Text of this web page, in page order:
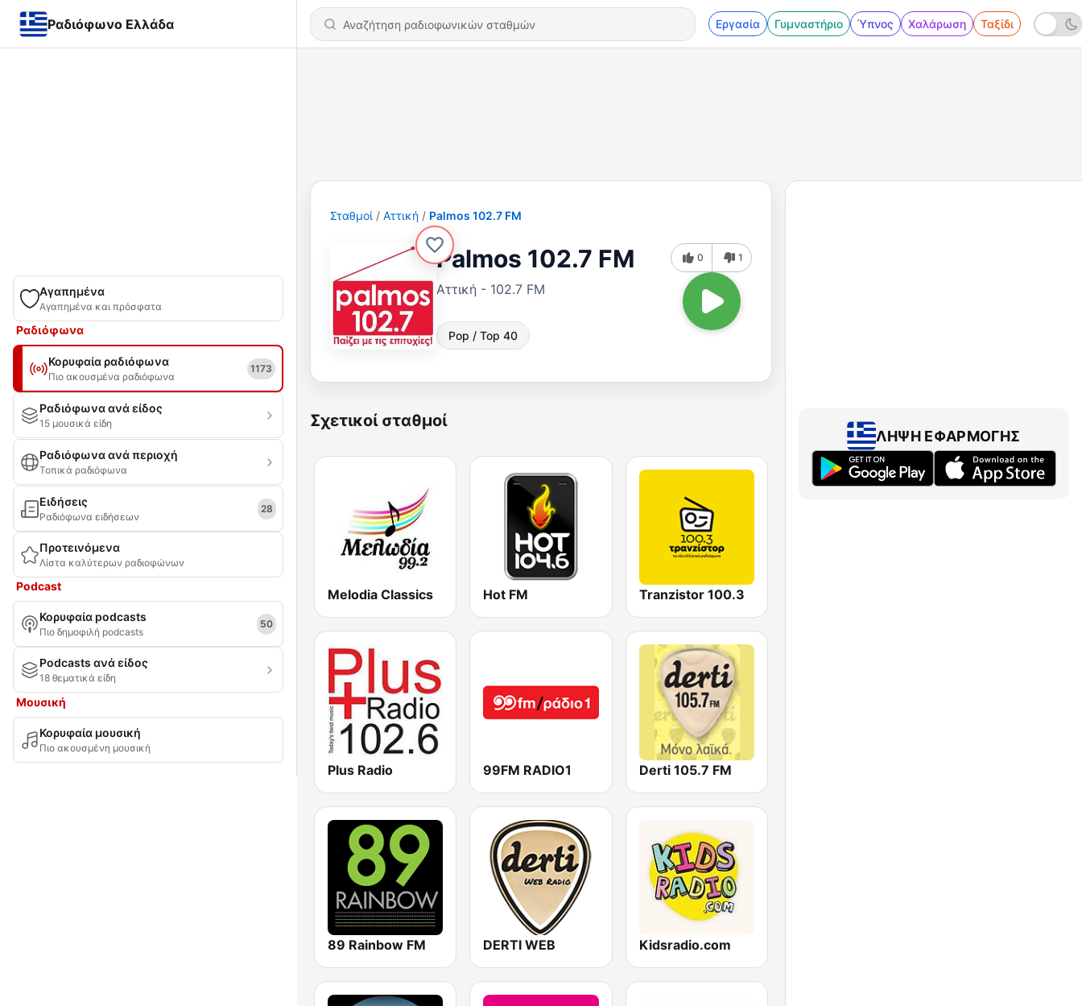
Ραδιόφωνο Ελλάδα Εργασία Γυμναστήριο Ύπνος Χαλάρωση Ταξίδι
Αγαπημένα
Αγαπημένα και πρόσφατα
Ραδιόφωνα
Κορυφαία ραδιόφωνα
Πιο ακουσμένα ραδιόφωνα
1173
Ραδιόφωνα ανά είδος
15 μουσικά είδη
Ραδιόφωνα ανά περιοχή
Τοπικά ραδιόφωνα
Ειδήσεις
Ραδιόφωνα ειδήσεων
28
Προτεινόμενα
Λίστα καλύτερων ραδιοφώνων
Podcast
Κορυφαία podcasts
Πιο δημοφιλή podcasts
50
Podcasts ανά είδος
18 θεματικά είδη
Μουσική
Κορυφαία μουσική
Πιο ακουσμένη μουσική
Σταθμοί Αττική Palmos 102.7 FM
Palmos 102.7 FM
Αττική - 102.7 FM
Pop / Top 40
0 1
Σχετικοί σταθμοί
Melodia Classics Hot FM Tranzistor 100.3
Plus Radio 99FM RADIO1 Derti 105.7 FM
89 Rainbow FM DERTI WEB Kidsradio.com
ΛΉΨΗ ΕΦΑΡΜΟΓΉΣ